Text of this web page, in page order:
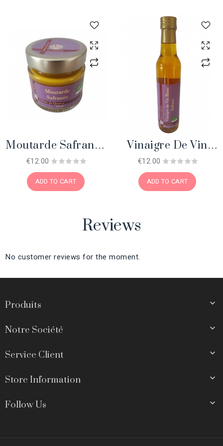
Moutarde Safranée
Bio
€12.00
ADD TO CART
Vinaigre De Vin
Blanc Safrané Bio
€12.00
ADD TO CART
Reviews
No customer reviews for the moment.
Produits 
Notre Société 
Service Client 
Store Information 
Follow Us 